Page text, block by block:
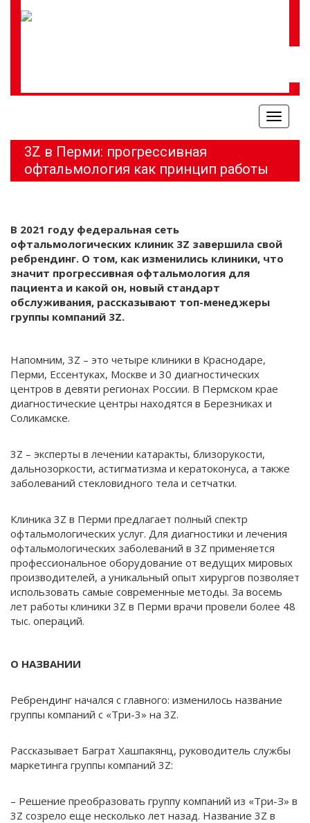
Меню
3Z в Перми: прогрессивная
офтальмология как принцип работы
В 2021 году федеральная сеть
офтальмологических клиник 3Z завершила свой
ребрендинг. О том, как изменились клиники, что
значит прогрессивная офтальмология для
пациента и какой он, новый стандарт
обслуживания, рассказывают топ-менеджеры
группы компаний 3Z.
Напомним, 3Z – это четыре клиники в Краснодаре,
Перми, Ессентуках, Москве и 30 диагностических
центров в девяти регионах России. В Пермском крае
диагностические центры находятся в Березниках и
Соликамске.
3Z – эксперты в лечении катаракты, близорукости,
дальнозоркости, астигматизма и кератоконуса, а также
заболеваний стекловидного тела и сетчатки.
Клиника 3Z в Перми предлагает полный спектр
офтальмологических услуг. Для диагностики и лечения
офтальмологических заболеваний в 3Z применяется
профессиональное оборудование от ведущих мировых
производителей, а уникальный опыт хирургов позволяет
использовать самые современные методы. За восемь
лет работы клиники 3Z в Перми врачи провели более 48
тыс. операций.
О НАЗВАНИИ
Ребрендинг начался с главного: изменилось название
группы компаний с «Три-3» на 3Z.
Рассказывает Баграт Хашпакянц, руководитель службы
маркетинга группы компаний 3Z:
– Решение преобразовать группу компаний из «Три-З» в
3Z созрело еще несколько лет назад. Название 3Z в